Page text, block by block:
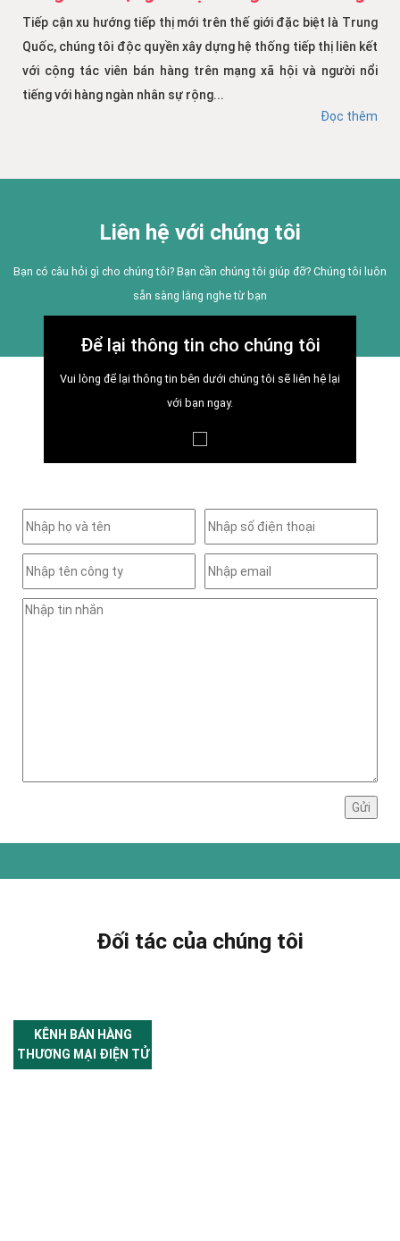
Tiếp cận xu hướng tiếp thị mới trên thế giới đặc biệt là Trung
Quốc, chúng tôi độc quyền xây dựng hệ thống tiếp thị liên kết
với cộng tác viên bán hàng trên mạng xã hội và người nổi
tiếng với hàng ngàn nhân sự rộng...
Đọc thêm
Liên hệ với chúng tôi
Bạn có câu hỏi gì cho chúng tôi? Bạn cần chúng tôi giúp đỡ? Chúng tôi luôn
sẵn sàng lắng nghe từ bạn
Để lại thông tin cho chúng tôi
Vui lòng để lại thông tin bên dưới chúng tôi sẽ liên hệ lại
với bạn ngay.
Đối tác của chúng tôi
KÊNH BÁN HÀNG
THƯƠNG MẠI ĐIỆN TỬ